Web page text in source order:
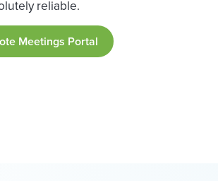
reliable.
Meetings Portal